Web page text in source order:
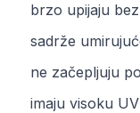
brzo upijaju
sadrže
ne začepljuju
imaju visoku